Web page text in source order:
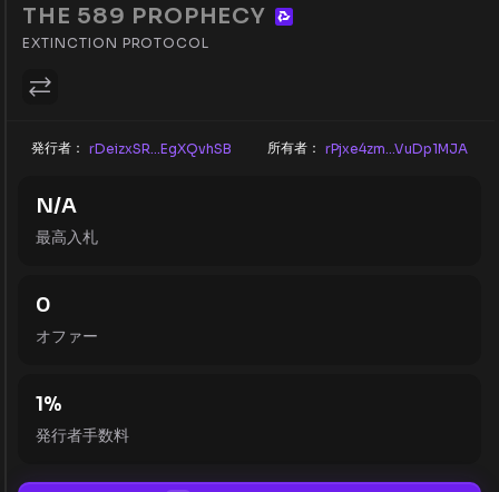
THE 589 PROPHECY
EXTINCTION PROTOCOL
発行者： rDeizxSR...EgXQvhSB 所有者： rPjxe4zm...VuDp1MJA
最高入札
N/A
オファー
0
発行者手数料
1%